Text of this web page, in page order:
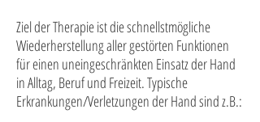
Ziel der Therapie ist die schnellstmögliche
Wiederherstellung aller gestörten Funktionen
für einen uneingeschränkten Einsatz der Hand
in Alltag, Beruf und Freizeit. Typische
Erkrankungen/Verletzungen der Hand sind z.B.: